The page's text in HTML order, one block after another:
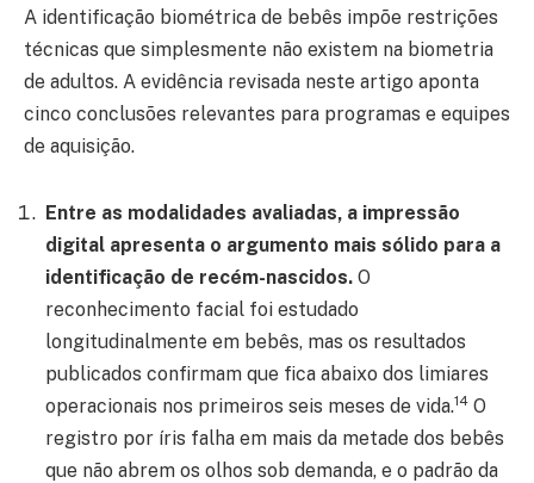
A identificação biométrica de bebês impõe restrições
técnicas que simplesmente não existem na biometria
de adultos. A evidência revisada neste artigo aponta
cinco conclusões relevantes para programas e equipes
de aquisição.
Entre as modalidades avaliadas, a impressão
digital apresenta o argumento mais sólido para a
identificação de recém-nascidos. O
reconhecimento facial foi estudado
longitudinalmente em bebês, mas os resultados
publicados confirmam que fica abaixo dos limiares
operacionais nos primeiros seis meses de vida.14 O
registro por íris falha em mais da metade dos bebês
que não abrem os olhos sob demanda, e o padrão da